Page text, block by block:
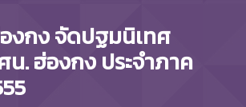
งกง จัดปฐมนิเทศ
. ฮ่องกง ประจำภาค